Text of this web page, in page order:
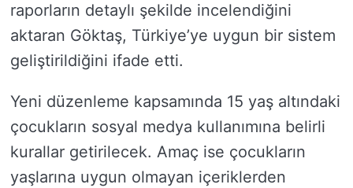
raporların detaylı şekilde incelendiğini
aktaran Göktaş, Türkiye’ye uygun bir sistem
geliştirildiğini ifade etti.
Yeni düzenleme kapsamında 15 yaş altındaki
çocukların sosyal medya kullanımına belirli
kurallar getirilecek. Amaç ise çocukların
yaşlarına uygun olmayan içeriklerden